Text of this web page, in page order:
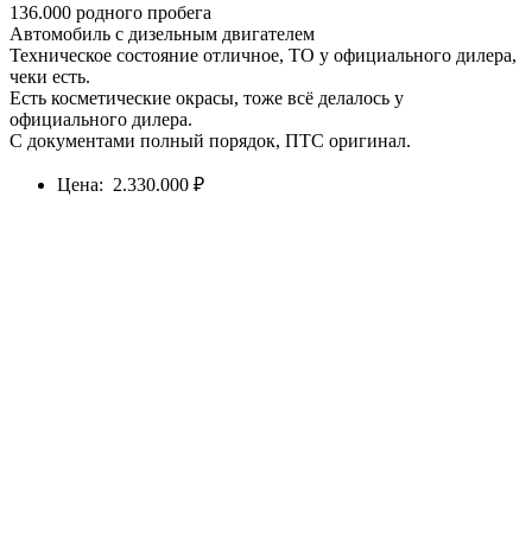
136.000 родного пробега
Автомобиль с дизельным двигателем
Техническое состояние отличное, ТО у официального дилера,
чеки есть.
Есть косметические окрасы, тоже всё делалось у
официального дилера.
С документами полный порядок, ПТС оригинал.
Цена: 2.330.000 ₽